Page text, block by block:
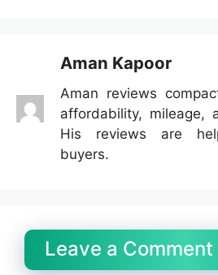
Aman Kapoor
Aman reviews
affordability, mileage,
His reviews are
buyers.
Leave a Comment